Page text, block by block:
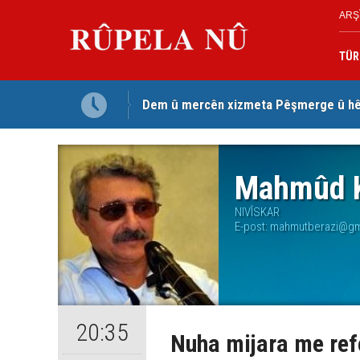
Dem û mercên xizmeta Pêşmerge û
Jina Kurd Şemsî Xusrevi, bi îdamê re
Mahmûd
NIVÎSKAR
E-post:
20:35 Nuha mijara me